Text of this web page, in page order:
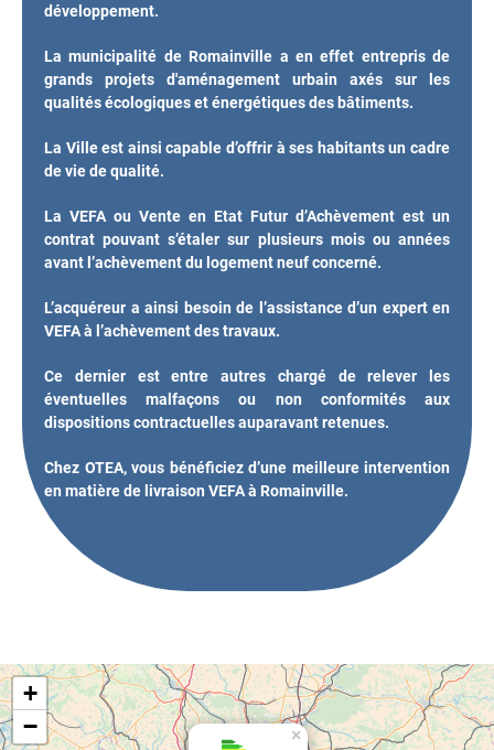
développement.
La municipalité de Romainville a en effet entrepris de
grands projets d'aménagement urbain axés sur les
qualités écologiques et énergétiques des bâtiments.
La Ville est ainsi capable d’offrir à ses habitants un cadre
de vie de qualité.
La VEFA ou Vente en Etat Futur d’Achèvement est un
contrat pouvant s’étaler sur plusieurs mois ou années
avant l’achèvement du logement neuf concerné.
L’acquéreur a ainsi besoin de l’assistance d’un expert en
VEFA à l’achèvement des travaux.
Ce dernier est entre autres chargé de relever les
éventuelles malfaçons ou non conformités aux
dispositions contractuelles auparavant retenues.
Chez OTEA, vous bénéficiez d’une meilleure intervention
en matière de livraison VEFA à Romainville.
×
+
−